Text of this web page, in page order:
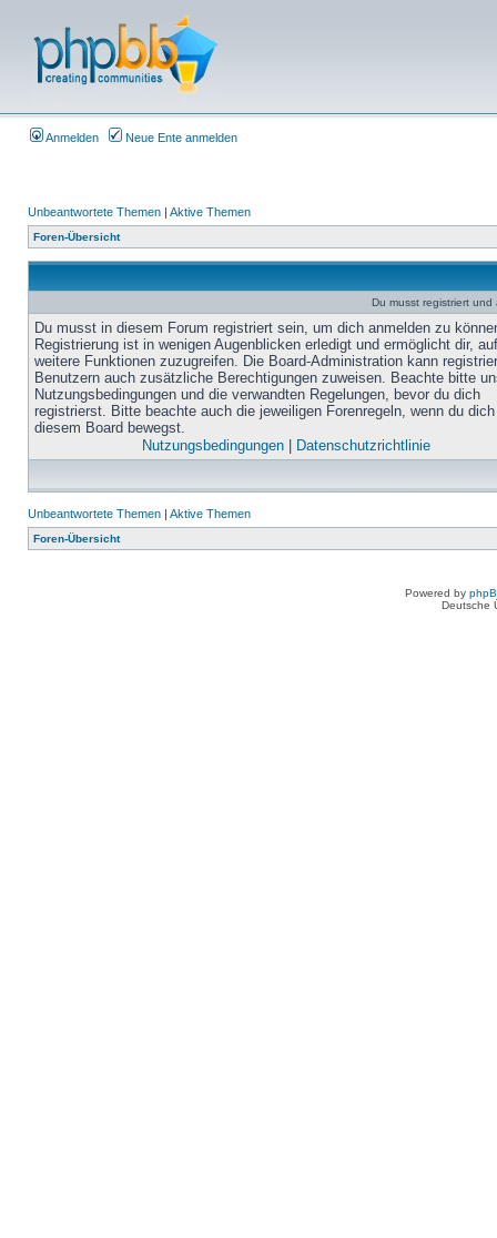
Anmelden Neue Ente anmelden
Unbeantwortete Themen | Aktive Themen
Foren-Übersicht
Du musst registriert
Du musst in diesem Forum registriert sein, um dich anmelden zu
Registrierung ist in wenigen Augenblicken erledigt und ermöglicht dir, auf
weitere Funktionen zuzugreifen. Die Board-Administration kann
Benutzern auch zusätzliche Berechtigungen zuweisen. Beachte bitte
Nutzungsbedingungen und die verwandten Regelungen, bevor du dich
registrierst. Bitte beachte auch die jeweiligen Forenregeln, wenn du
diesem Board bewegst.
Nutzungsbedingungen| Datenschutzrichtlinie
Unbeantwortete Themen | Aktive Themen
Foren-Übersicht
Powered by
Deutsche